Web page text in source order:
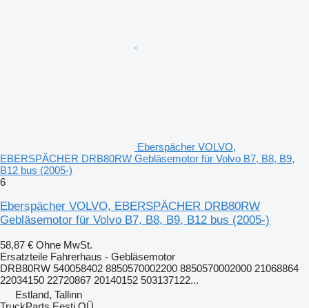
Eberspächer VOLVO,
EBERSPÄCHER DRB80RW Gebläsemotor für Volvo B7, B8, B9,
B12 bus (2005-)
6
Eberspächer VOLVO, EBERSPÄCHER DRB80RW
Gebläsemotor für Volvo B7, B8, B9, B12 bus (2005-)
58,87 € Ohne MwSt.
Ersatzteile Fahrerhaus - Gebläsemotor
DRB80RW 540058402 8850570002200 8850570002000 21068864
22034150 22720867 20140152 503137122...
Estland, Tallinn